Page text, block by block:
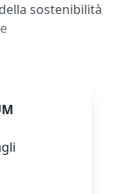
sostenibilità